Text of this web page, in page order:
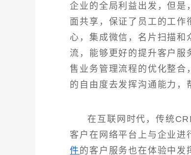
企业的全局利益出发，但是，
面共享，保证了员工的工作
心，集成微信，名片扫描和
流，能够更好的提升客户服
售业务管理流程的优化整合
的自由度去发挥沟通能力，
在互联网时代，传统
客户在网络平台上与企业进
件 的客户服务也在体验中发